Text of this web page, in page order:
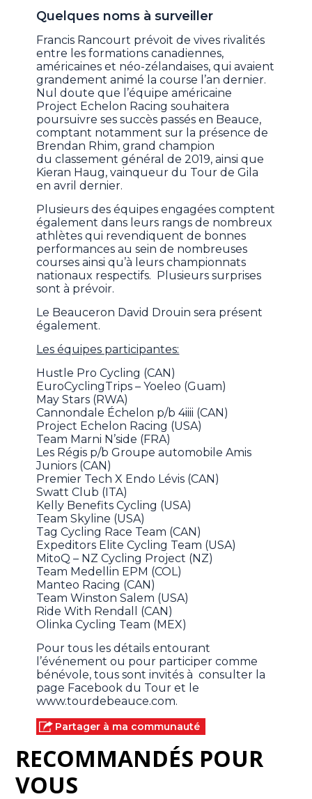
Quelques noms à surveiller
Francis Rancourt prévoit de vives rivalités
entre les formations canadiennes,
américaines et néo-zélandaises, qui avaient
grandement animé la course l’an dernier.
Nul doute que l’équipe américaine
Project Echelon Racing souhaitera
poursuivre ses succès passés en Beauce,
comptant notamment sur la présence de
Brendan Rhim, grand champion
du classement général de 2019, ainsi que
Kieran Haug, vainqueur du Tour de Gila
en avril dernier.
Plusieurs des équipes engagées comptent
également dans leurs rangs de nombreux
athlètes qui revendiquent de bonnes
performances au sein de nombreuses
courses ainsi qu’à leurs championnats
nationaux respectifs. Plusieurs surprises
sont à prévoir.
Le Beauceron David Drouin sera présent
également.
Les équipes participantes:
Hustle Pro Cycling (CAN)
EuroCyclingTrips – Yoeleo (Guam)
May Stars (RWA)
Cannondale Échelon p/b 4iiii (CAN)
Project Echelon Racing (USA)
Team Marni N’side (FRA)
Les Régis p/b Groupe automobile Amis
Juniors (CAN)
Premier Tech X Endo Lévis (CAN)
Swatt Club (ITA)
Kelly Benefits Cycling (USA)
Team Skyline (USA)
Tag Cycling Race Team (CAN)
Expeditors Elite Cycling Team (USA)
MitoQ – NZ Cycling Project (NZ)
Team Medellin EPM (COL)
Manteo Racing (CAN)
Team Winston Salem (USA)
Ride With Rendall (CAN)
Olinka Cycling Team (MEX)
Pour tous les détails entourant
l’événement ou pour participer comme
bénévole, tous sont invités à consulter la
page Facebook du Tour et le
www.tourdebeauce.com.
Partager à ma communauté
RECOMMANDÉS POUR
VOUS